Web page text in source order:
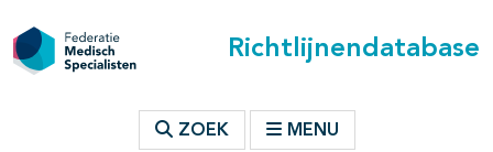
Richtlijnendatabase
ZOEK MENU